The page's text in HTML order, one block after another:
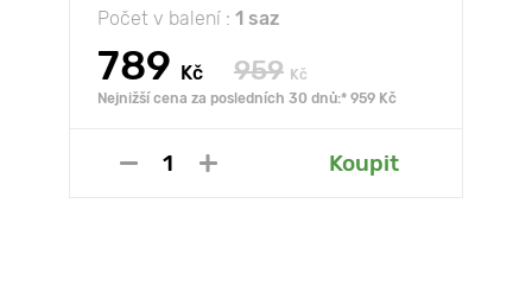
Počet v balení : 1 saz
789 Kč 959 Kč
Nejnižší cena za posledních 30 dnů:* 959 Kč
Koupit